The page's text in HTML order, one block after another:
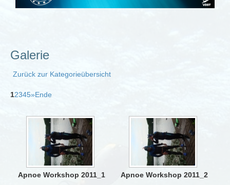
Galerie
Zurück zur Kategorieübersicht
12345»Ende
Apnoe Workshop 2011_1 Apnoe Workshop 2011_2